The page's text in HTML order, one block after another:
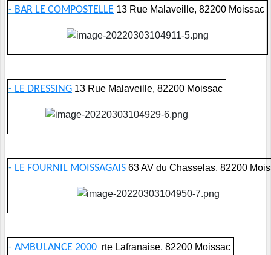
- BAR LE COMPOSTELLE 13 Rue Malaveille, 82200 Moissac
- LE DRESSING 13 Rue Malaveille, 82200 Moissac
- LE FOURNIL MOISSAGAIS 63 AV du Chasselas, 82200
- AMBULANCE 2000 rte Lafranaise, 82200 Moissac